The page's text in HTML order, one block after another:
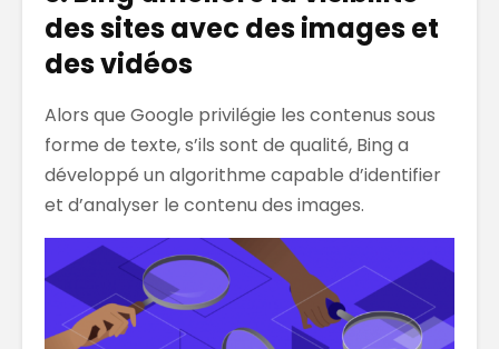
des sites avec des images et
des vidéos
Alors que Google privilégie les contenus sous
forme de texte, s’ils sont de qualité, Bing a
développé un algorithme capable d’identifier
et d’analyser le contenu des images.